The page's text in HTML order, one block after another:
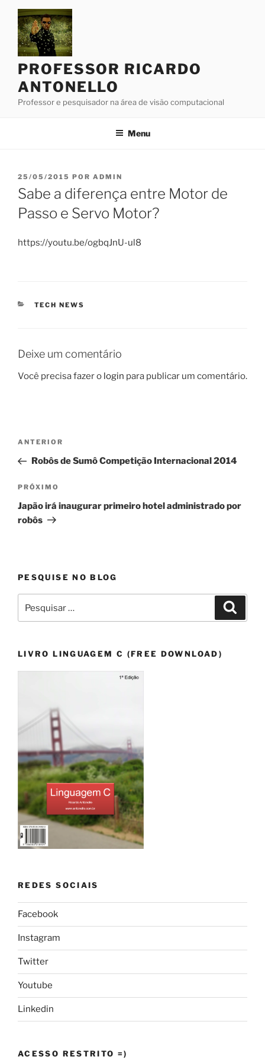
Pular
conteúdo
PROFESSOR RICARDO
ANTONELLO
Professor e pesquisador na área de visão computacional
Menu
PUBLICADO
EM
25/05/2015 POR ADMIN
Sabe a diferença entre Motor de
Passo e Servo Motor?
https://youtu.be/ogbqJnU-ul8
CATEGORIAS
TECH NEWS
Deixe um comentário
Você precisa fazer o login para publicar um comentário.
Navegação
Post
Post
anterior
ANTERIOR
Robôs de Sumô Competição Internacional 2014
Próximo
post
PRÓXIMO
Japão irá inaugurar primeiro hotel administrado por
robôs
PESQUISE NO BLOG
por:
LIVRO LINGUAGEM C (FREE DOWNLOAD)
REDES SOCIAIS
Facebook
Instagram
Twitter
Youtube
Linkedin
ACESSO RESTRITO =)